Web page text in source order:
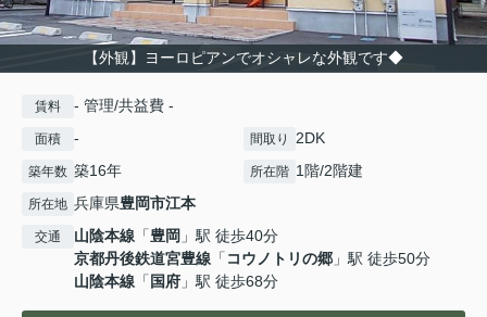
【外観】ヨーロピアンでオシャレな外観です◆
賃料 - 管理/共益費 -
面積 - 間取り 2DK
築年数 築16年 所在階 1階/2階建
所在地 兵庫県豊岡市江本
交通 山陰本線 「豊岡 」駅 徒歩40分
京都丹後鉄道宮豊線 「 コウノトリの郷 」駅 徒歩50分
山陰本線 「 国府 」駅 徒歩68分